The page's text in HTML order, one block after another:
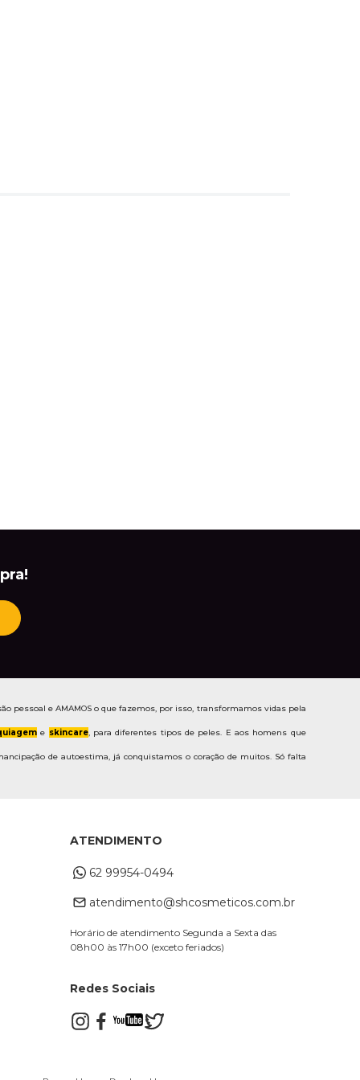
pessoal e AMAMOS o que fazemos, por isso, transformamos vidas pela
e skincare, para diferentes tipos de peles. E aos homens que
de autoestima, já conquistamos o coração de muitos. Só falta
ATENDIMENTO
62 99954-0494
atendimento@shcosmeticos.com.br
Horário de atendimento Segunda a Sexta das
08h00 às 17h00 (exceto feriados)
Redes Sociais